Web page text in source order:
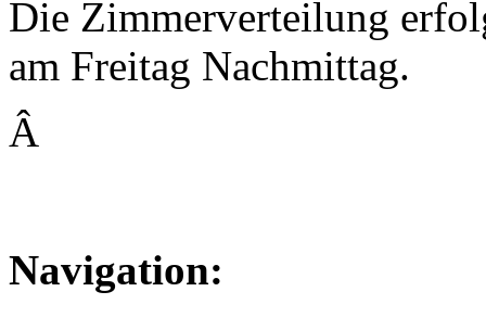
Die Zimmerverteilung
am Freitag Nachmittag.
Â
Navigation: